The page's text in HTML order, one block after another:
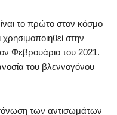
το πρώτο στον κόσμο
χρησιμοποιηθεί στην
Φεβρουάριο του 2021.
του βλεννογόνου
των αντισωμάτων